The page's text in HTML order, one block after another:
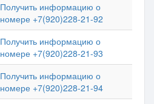
Получить информацию о
номере +7(920)228-21-92
Получить информацию о
номере +7(920)228-21-93
Получить информацию о
номере +7(920)228-21-94